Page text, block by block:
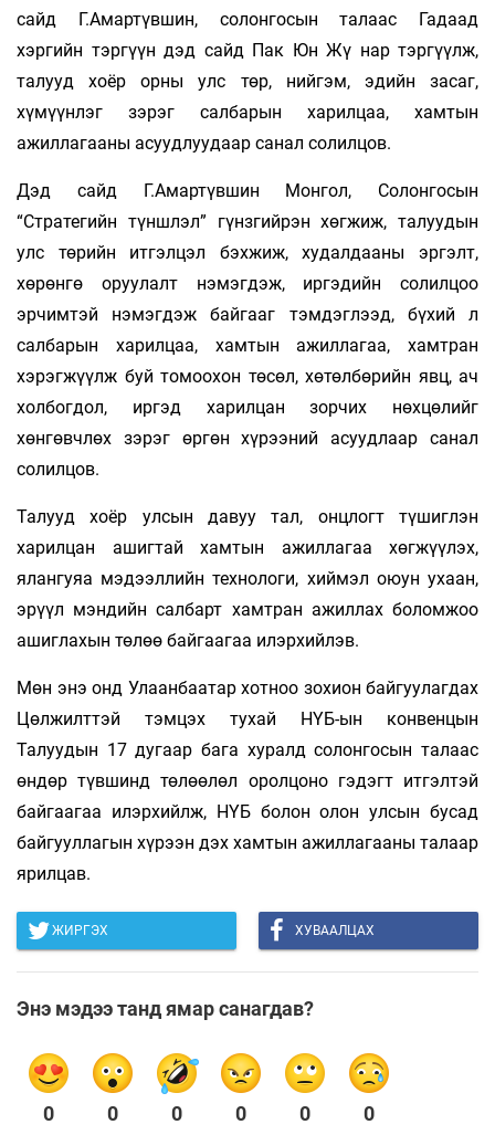
сайд Г.Амартүвшин, солонгосын талаас Гадаад
хэргийн тэргүүн дэд сайд Пак Юн Жү нар тэргүүлж,
талууд хоёр орны улс төр, нийгэм, эдийн засаг,
хүмүүнлэг зэрэг салбарын харилцаа, хамтын
ажиллагааны асуудлуудаар санал солилцов.
Дэд сайд Г.Амартүвшин Монгол, Солонгосын
“Стратегийн түншлэл” гүнзгийрэн хөгжиж, талуудын
улс төрийн итгэлцэл бэхжиж, худалдааны эргэлт,
хөрөнгө оруулалт нэмэгдэж, иргэдийн солилцоо
эрчимтэй нэмэгдэж байгааг тэмдэглээд, бүхий л
салбарын харилцаа, хамтын ажиллагаа, хамтран
хэрэгжүүлж буй томоохон төсөл, хөтөлбөрийн явц, ач
холбогдол, иргэд харилцан зорчих нөхцөлийг
хөнгөвчлөх зэрэг өргөн хүрээний асуудлаар санал
солилцов.
Талууд хоёр улсын давуу тал, онцлогт түшиглэн
харилцан ашигтай хамтын ажиллагаа хөгжүүлэх,
ялангуяа мэдээллийн технологи, хиймэл оюун ухаан,
эрүүл мэндийн салбарт хамтран ажиллах боломжоо
ашиглахын төлөө байгаагаа илэрхийлэв.
Мөн энэ онд Улаанбаатар хотноо зохион байгуулагдах
Цөлжилттэй тэмцэх тухай НҮБ-ын конвенцын
Талуудын 17 дугаар бага хуралд солонгосын талаас
өндөр түвшинд төлөөлөл оролцоно гэдэгт итгэлтэй
байгаагаа илэрхийлж, НҮБ болон олон улсын бусад
байгууллагын хүрээн дэх хамтын ажиллагааны талаар
ярилцав.
ЖИРГЭХ ХУВААЛЦАХ
Энэ мэдээ танд ямар санагдав?
0 0 0 0 0 0